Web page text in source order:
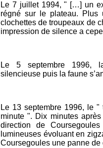
Le 7 juillet 1994, " […] un
régné sur le plateau. Plus
clochettes de troupeaux de
impression de silence a
Le 5 septembre 1996,
silencieuse puis la faune
Le 13 septembre 1996, le
minute ". Dix minutes
direction de
lumineuses évoluant en
Coursegoules une panne